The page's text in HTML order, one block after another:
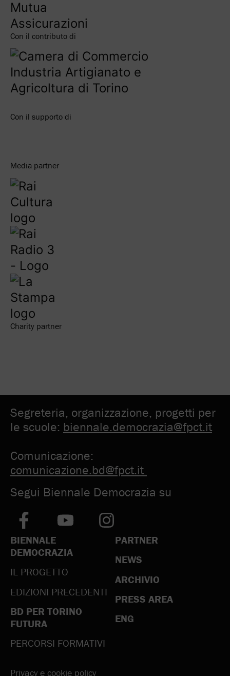
Con il contributo di
Con il supporto di
Media partner
Charity partner
Segreteria, organizzazione, progetti per
le scuole: biennale.democrazia@fpct.it
Comunicazione:
comunicazione.bd@fpct.it
Segui Biennale Democrazia su
BIENNALE
DEMOCRAZIA
IL PROGETTO
EDIZIONI PRECEDENTI
BD PER TORINO
FUTURA
PERCORSI FORMATIVI
PARTNER
NEWS
ARCHIVIO
PRESS AREA
ENG
Privacy e cookie policy